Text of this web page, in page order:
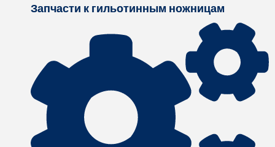
Запчасти к гильотинным ножницам